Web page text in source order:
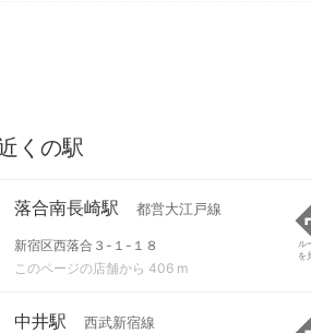
くの駅
落合南長崎駅 都営大江戸線
新宿区西落合３-１-１８
このページの店舗から 406 m
ル
を
中井駅 西武新宿線